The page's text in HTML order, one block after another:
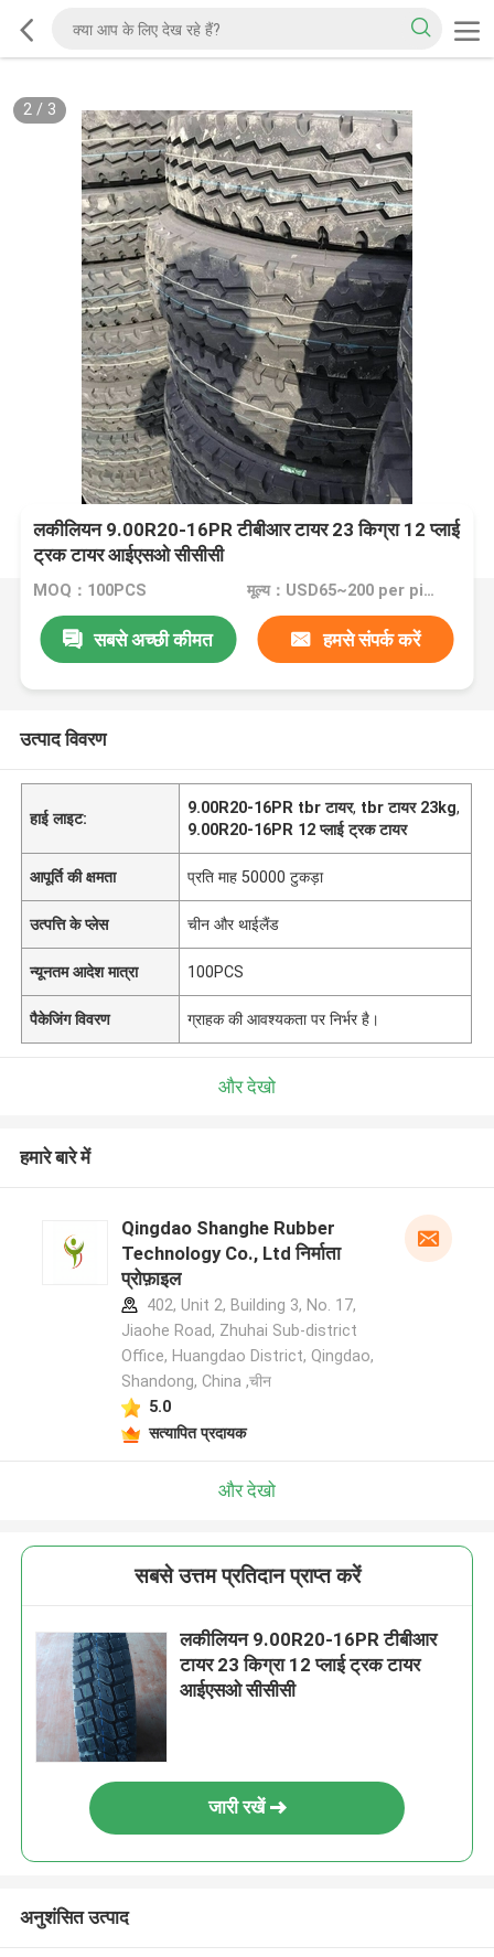
2/ 3
लकीलियन 9.00R20-16PR टीबीआर टायर 23 किग्रा 12 प्लाई
ट्रक टायर आईएसओ सीसीसी
MOQ：100PCS मूल्य：USD65~200 per pieces
सबसे अच्छी कीमत हमसे संपर्क करें
उत्पाद विवरण
हाई लाइट:
9.00R20-16PR tbr टायर, tbr टायर 23kg,
9.00R20-16PR 12 प्लाई ट्रक टायर
आपूर्ति की क्षमता प्रति माह 50000 टुकड़ा
उत्पत्ति के प्लेस चीन और थाईलैंड
न्यूनतम आदेश मात्रा 100PCS
पैकेजिंग विवरण ग्राहक की आवश्यकता पर निर्भर है।
और देखो
हमारे बारे में
Qingdao Shanghe Rubber
Technology Co., Ltd निर्माता
प्रोफ़ाइल
402, Unit 2, Building 3, No. 17,
Jiaohe Road, Zhuhai Sub-district
Office, Huangdao District, Qingdao,
Shandong, China ,चीन
5.0
सत्यापित प्रदायक
और देखो
सबसे उत्तम प्रतिदान प्राप्त करें
लकीलियन 9.00R20-16PR टीबीआर
टायर 23 किग्रा 12 प्लाई ट्रक टायर
आईएसओ सीसीसी
जारी रखें
अनुशंसित उत्पाद